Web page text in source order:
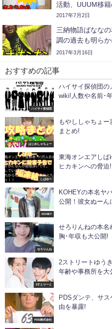
活動、UUUM移
2017年7月2日
三納物語ばなな
調の過去も明ら
2017年3月16日
おすすめの記事
ハイサイ探偵団
ハイサイ探偵団の
wiki!人数や名前･
はじめしゃちょー
もやししゃちょ
まとめ!
しばゆー
東海オンエアしば
ヒカキンへの脅迫
KOHEY
KOHEYの本名ヤ
公開！彼女ぬーん
せろりんね
せろりんねの本名
胸･年収も大公開!
2すとりーと
2ストリートゆう
年齢や事務所を大
PDS株式会社
PDSダンテ、サ
由を暴露!